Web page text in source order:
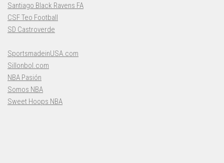
Santiago Black Ravens FA
CSF Teo Football
SD Castroverde
SportsmadeinUSA.com
Sillonbol.com
NBA Pasión
Somos NBA
Sweet Hoops NBA